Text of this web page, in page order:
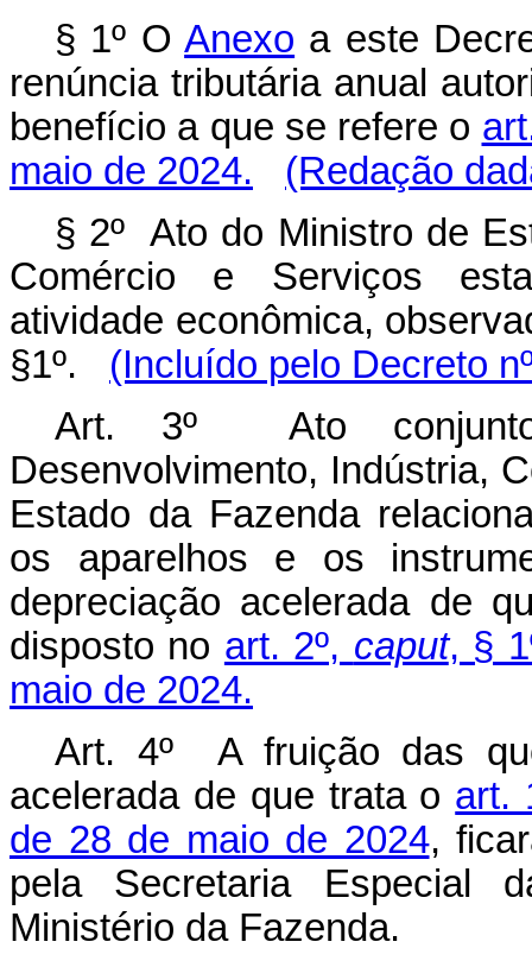
§ 1º OAnexo a este
renúncia tributária anual
benefício a que se refere o
maio de 2024.
(Redação
§ 2º Ato do Ministro de
Comércio e Serviços
atividade econômica,
§1º. (Incluído pelo Decreto
Art. 3º Ato
Desenvolvimento, Indústria,
Estado da Fazenda
os aparelhos e os
depreciação acelerada de
disposto no art. 2º, caput, §
maio de 2024.
Art. 4º A fruição das
acelerada de que trata o art.
de 28 de maio de 2024,
pela Secretaria Especial
Ministério da Fazenda.